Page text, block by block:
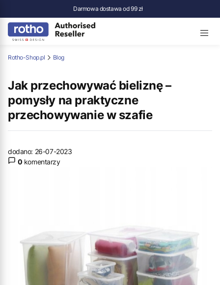
Darmowa dostawa od 99 zł
Rotho-Shop.pl Blog
Jak przechowywać bieliznę –
pomysły na praktyczne
przechowywanie w szafie
dodano: 26-07-2023
0 komentarzy